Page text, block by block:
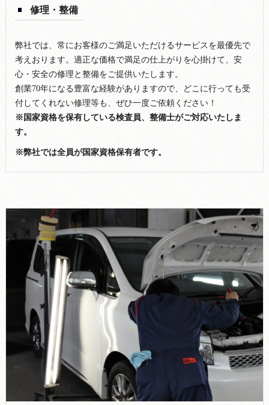
修理・整備
弊社では、常にお客様のご満足いただけるサービスを最優先で
考えおります。適正な価格で満足の仕上がりを心掛けて、安
心・安全の修理と整備をご提供いたします。
創業70年になる豊富な経験がありますので、どこに行っても受
付してくれない修理等も、ぜひ一度ご依頼ください！
※国家資格を保有している検査員、整備士がご対応いたしま
す。
※弊社では全員が国家資格保有者です。